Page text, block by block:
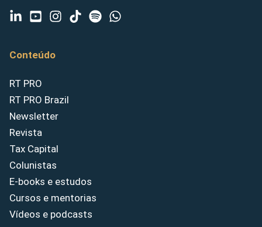
Conteúdo
RT PRO
RT PRO Brazil
Newsletter
Revista
Tax Capital
Colunistas
E-books e estudos
Cursos e mentorias
Vídeos e podcasts